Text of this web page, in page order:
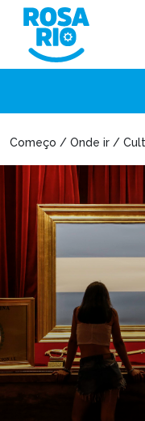
Começo / Onde ir /